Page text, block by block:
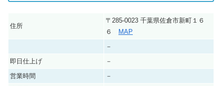
住所
〒285-0023 千葉県佐倉市新町１６
６
MAP
－
即日仕上げ
－
営業時間
－